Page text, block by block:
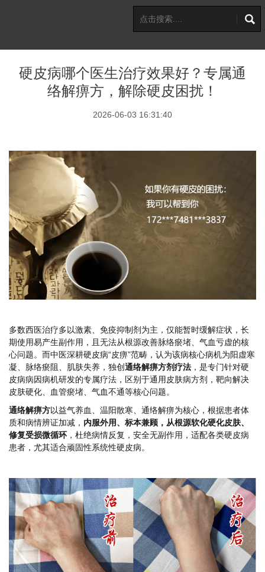
硬皮病哪个医生治疗效果好？专属通
络解痹方，解除硬皮困扰！
2026-06-03 16:31:40
多数西医治疗多以激素、免疫抑制剂为主，仅能暂时缓解症状，长
期使用易产生副作用，且无法从根源改善脉络瘀堵、气血亏虚的核
心问题。而中医深耕硬皮病“皮痹”范畴，认为该病核心病机为阳虚寒
凝、脉络瘀阻、肌肤失养，独创通络解痹方剂疗法 ，是专门针对硬
皮病病因病机研发的专属疗法，区别于通用皮肤病方剂，靶向解决
皮肤硬化、血管瘀堵、气血不通等核心问题。
通络解痹方以益气养血、温阳散寒、通络解痹为核心，根据患者体
质和病情辨证加减， 内服外用、标本兼顾，从根源软化硬化皮肤、
修复受损微循环，杜绝病情反复，安全无副作用，适配各类硬皮病
患者，尤其适合顽固性系统性硬皮病。